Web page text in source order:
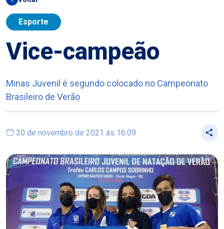
Esporte
Vice-campeão
Minas Juvenil é segundo colocado no Campeonato
Brasileiro de Verão
30 de novembro de 2021 às 16:09